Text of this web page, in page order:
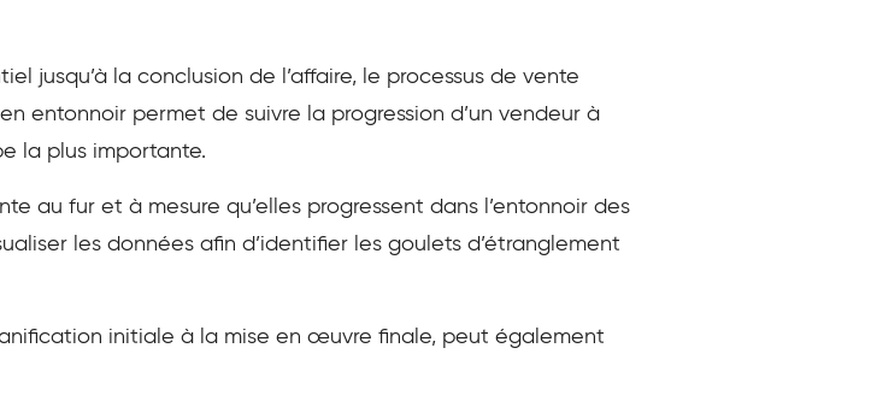
jusqu’à la conclusion de l’affaire, le processus de vente
entonnoir permet de suivre la progression d’un vendeur à
la plus importante.
au fur et à mesure qu’elles progressent dans l’entonnoir des
les données afin d’identifier les goulets d’étranglement
initiale à la mise en œuvre finale, peut également